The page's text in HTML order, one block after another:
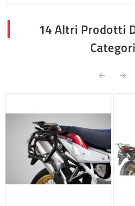
14 Altri Prodotti
 